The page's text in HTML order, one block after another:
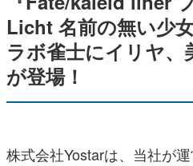
Licht 名前の無い少
ラボ雀士にイリヤ、
が登場！
株式会社Yostarは、当社が